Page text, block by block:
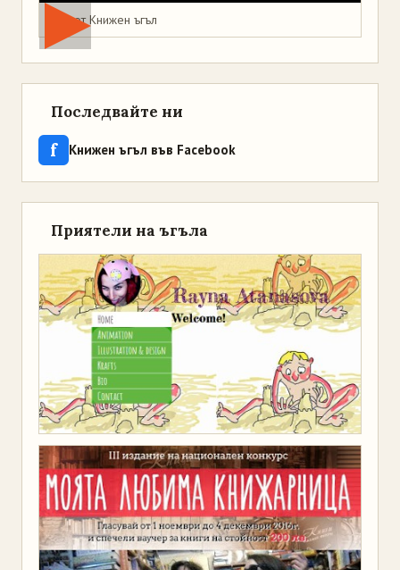
Мая от Книжен ъгъл
Последвайте ни
f Книжен ъгъл във Facebook
Приятели на ъгъла